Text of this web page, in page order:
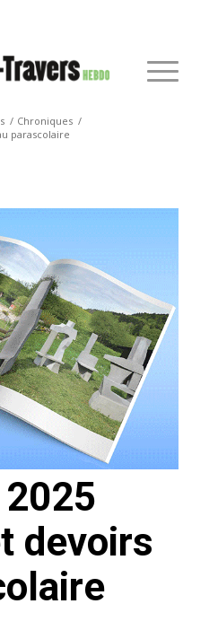
/ Chroniques /
parascolaire
devoirs